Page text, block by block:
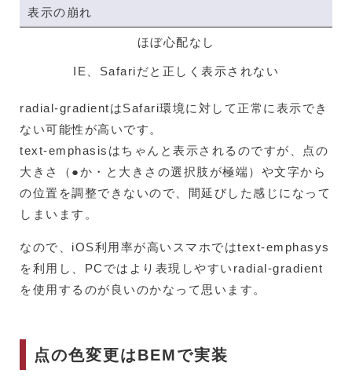
表示の崩れ
ほぼ心配なし
IE、Safariだと正しく表示されない
radial-gradientはSafari環境に対して正常に表示でき
ない可能性が高いです。
text-emphasisはちゃんと表示されるのですが、点の
大きさ（●か・と大きさの選択肢が極端）や文字から
の位置を調整できないので、間延びした感じになって
しまいます。
なので、iOS利用率が高いスマホではtext-emphasys
を利用し、PCではより表現しやすいradial-gradient
を使用するのが良いのかなって思います。
点の色変更はBEMで実装